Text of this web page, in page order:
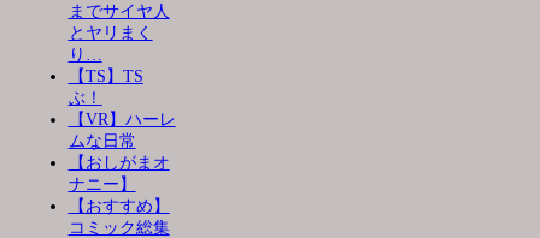
までサイヤ人
とヤリまく
り…
【TS】TS
ぶ！
【VR】ハーレ
ムな日常
【おしがまオ
ナニー】
【おすすめ】
コミック総集